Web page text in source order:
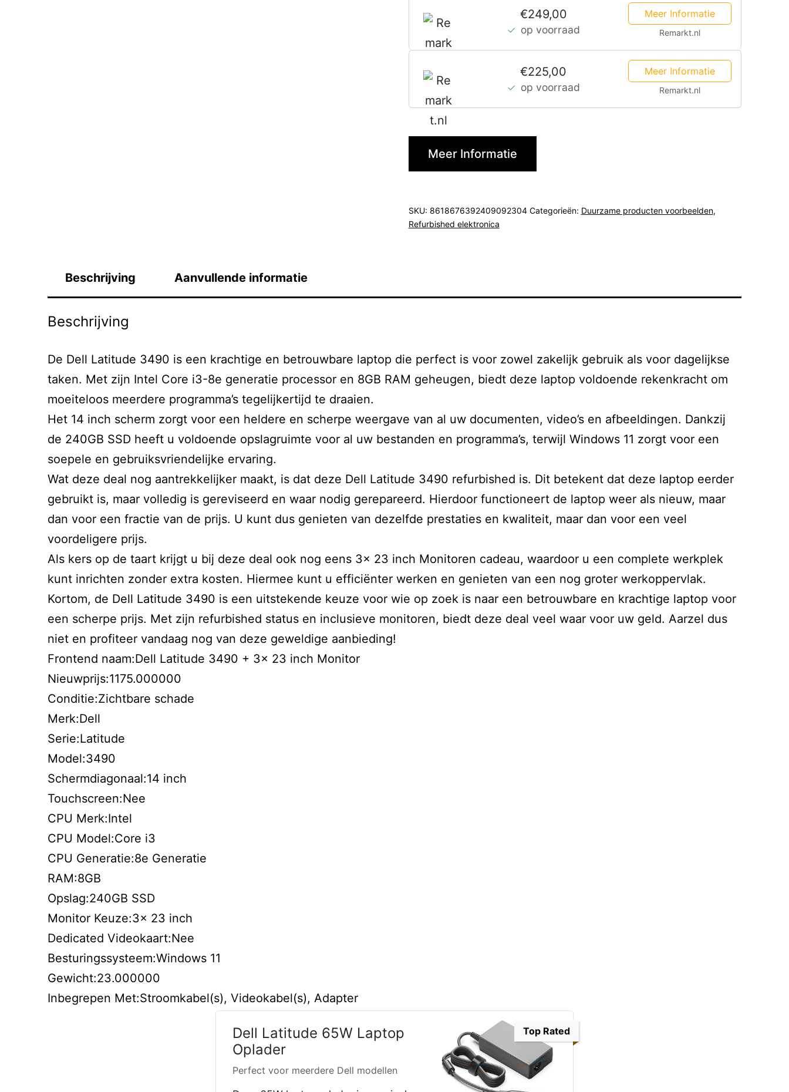
€249,00
op voorraad
Meer Informatie
Remarkt.nl
€225,00
op voorraad
Meer Informatie
Remarkt.nl
Meer Informatie
SKU: 8618676392409092304 Categorieën: Duurzame producten voorbeelden,
Refurbished elektronica
Beschrijving Aanvullende informatie
Beschrijving
De Dell Latitude 3490 is een krachtige en betrouwbare laptop die perfect is voor zowel zakelijk gebruik als voor dagelijkse
taken. Met zijn Intel Core i3-8e generatie processor en 8GB RAM geheugen, biedt deze laptop voldoende rekenkracht om
moeiteloos meerdere programma’s tegelijkertijd te draaien.
Het 14 inch scherm zorgt voor een heldere en scherpe weergave van al uw documenten, video’s en afbeeldingen. Dankzij
de 240GB SSD heeft u voldoende opslagruimte voor al uw bestanden en programma’s, terwijl Windows 11 zorgt voor een
soepele en gebruiksvriendelijke ervaring.
Wat deze deal nog aantrekkelijker maakt, is dat deze Dell Latitude 3490 refurbished is. Dit betekent dat deze laptop eerder
gebruikt is, maar volledig is gereviseerd en waar nodig gerepareerd. Hierdoor functioneert de laptop weer als nieuw, maar
dan voor een fractie van de prijs. U kunt dus genieten van dezelfde prestaties en kwaliteit, maar dan voor een veel
voordeligere prijs.
Als kers op de taart krijgt u bij deze deal ook nog eens 3x 23 inch Monitoren cadeau, waardoor u een complete werkplek
kunt inrichten zonder extra kosten. Hiermee kunt u efficiënter werken en genieten van een nog groter werkoppervlak.
Kortom, de Dell Latitude 3490 is een uitstekende keuze voor wie op zoek is naar een betrouwbare en krachtige laptop voor
een scherpe prijs. Met zijn refurbished status en inclusieve monitoren, biedt deze deal veel waar voor uw geld. Aarzel dus
niet en profiteer vandaag nog van deze geweldige aanbieding!
Frontend naam:Dell Latitude 3490 + 3x 23 inch Monitor
Nieuwprijs:1175.000000
Conditie:Zichtbare schade
Merk:Dell
Serie:Latitude
Model:3490
Schermdiagonaal:14 inch
Touchscreen:Nee
CPU Merk:Intel
CPU Model:Core i3
CPU Generatie:8e Generatie
RAM:8GB
Opslag:240GB SSD
Monitor Keuze:3x 23 inch
Dedicated Videokaart:Nee
Besturingssysteem:Windows 11
Gewicht:23.000000
Inbegrepen Met:Stroomkabel(s), Videokabel(s), Adapter
Top Rated
Dell Latitude 65W Laptop
Oplader
Perfect voor meerdere Dell modellen